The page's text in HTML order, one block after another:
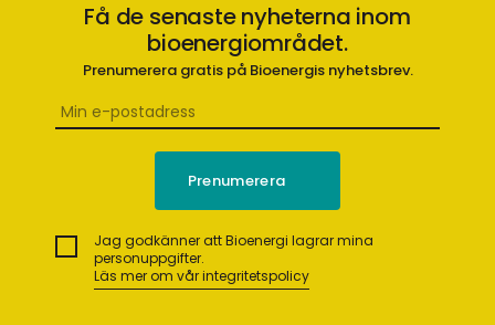
Få de senaste nyheterna inom
bioenergiområdet.
Prenumerera gratis på Bioenergis nyhetsbrev.
Jag godkänner att Bioenergi lagrar mina
personuppgifter.
Läs mer om vår integritetspolicy